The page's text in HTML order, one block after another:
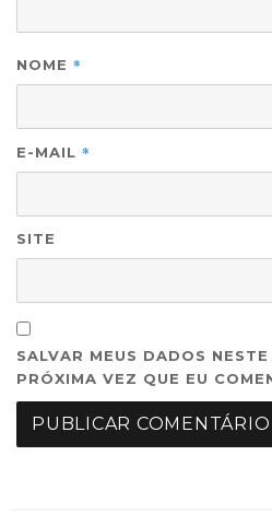
NOME *
E-MAIL *
SITE
SALVAR MEUS DADOS
PRÓXIMA VEZ QUE EU